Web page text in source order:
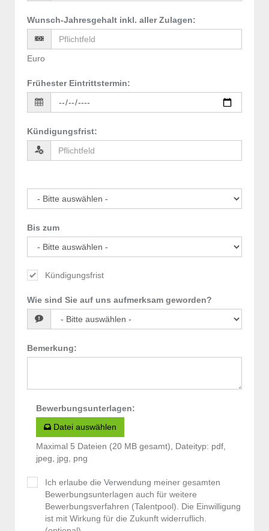
Wunsch-Jahresgehalt inkl. aller Zulagen:
Euro
Frühester Eintrittstermin:
Kündigungsfrist:
Bis zum
Kündigungsfrist
Wie sind Sie auf uns aufmerksam geworden?
Bemerkung:
Bewerbungsunterlagen:
Datei auswählen
Maximal 5 Dateien (20 MB gesamt), Dateityp: pdf,
jpeg, jpg, png
Ich erlaube die Verwendung meiner gesamten
Bewerbungsunterlagen auch für weitere
Bewerbungsverfahren (Talentpool). Die Einwilligung
ist mit Wirkung für die Zukunft widerruflich.